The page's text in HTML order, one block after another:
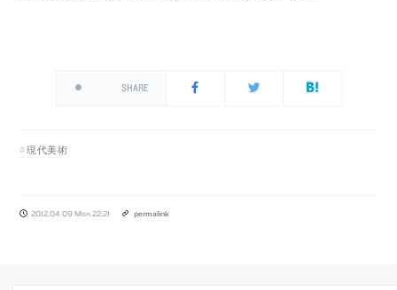
SHARE
現代美術
2012.04.09 Mon 22:21 permalink